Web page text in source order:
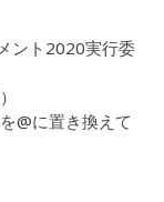
ント2020実行委
@に置き換えて